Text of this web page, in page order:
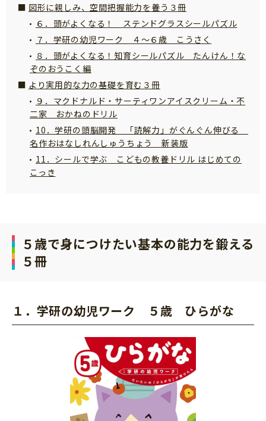
個⼈情報について
お問い合わせ
図形に親しみ、空間把握能力を養う３冊
６．頭がよくなる！ ステンドグラスシールパズル
７．学研の幼児ワーク ４～６歳 こうさく
８．頭がよくなる！知育シールパズル たんけん！な
ぞのおうこく編
より実用的な力の基礎を育む３冊
９．マクドナルド・サーティワンアイスクリーム・不
二家 おかねのドリル
10．学研の頭脳開発 「読解力」がぐんぐん伸びる
名作おはなしれんしゅうちょう 新装版
11．シールで学ぶ こどもの教養ドリル はじめての
こっき
５歳で身につけたい基本の能力を鍛える
５冊
１．学研の幼児ワーク ５歳 ひらがな